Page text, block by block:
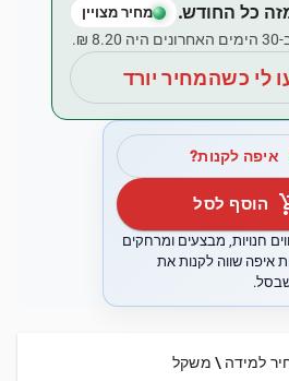
כל החודש. מחיר מצויין
‏₪.
לי כשהמחיר יורד
איפה לקנות?
הוסף לסל
חנויות, מבצעים ומרחקים
איפה שווה לקנות את
למידה \ משקל